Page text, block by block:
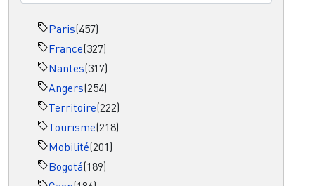
Paris(457)
France(327)
Nantes(317)
Angers(254)
Territoire(222)
Tourisme(218)
Mobilité(201)
Bogotá(189)